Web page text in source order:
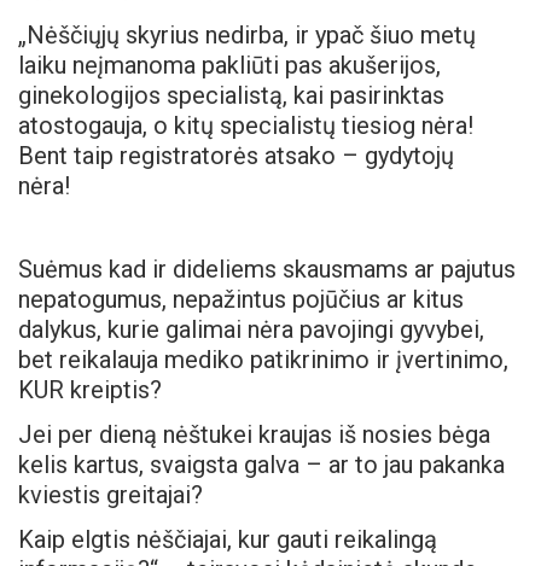
„Nėščiųjų skyrius nedirba, ir ypač šiuo metų
laiku neįmanoma pakliūti pas akušerijos,
ginekologijos specialistą, kai pasirinktas
atostogauja, o kitų specialistų tiesiog nėra!
Bent taip registratorės atsako – gydytojų
nėra!
Suėmus kad ir dideliems skausmams ar pajutus
nepatogumus, nepažintus pojūčius ar kitus
dalykus, kurie galimai nėra pavojingi gyvybei,
bet reikalauja mediko patikrinimo ir įvertinimo,
KUR kreiptis?
Jei per dieną nėštukei kraujas iš nosies bėga
kelis kartus, svaigsta galva – ar to jau pakanka
kviestis greitajai?
Kaip elgtis nėščiajai, kur gauti reikalingą